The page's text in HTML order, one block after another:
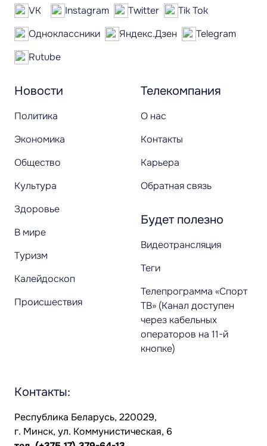
Новости
Политика
Экономика
Общество
Культура
Здоровье
В мире
Туризм
Калейдоскоп
Происшествия
Телекомпания
О нас
Контакты
Карьера
Обратная связь
Будет полезно
Видеотрансляция
Теги
Телепрограмма «Спорт
ТВ» (Канал доступен
через кабельных
операторов на 11-й
кнопке)
VK Instagram Twitter
Tik Tok
Одноклассники
Яндекс.Дзен
Telegram
Rutube
Контакты:
Республика Беларусь, 220029,
г. Минск, ул. Коммунистическая, 6